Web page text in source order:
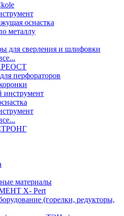
оснастка
металлу
для сверления и шлифовки
перфораторов
инструмент
материалы
X- Pert
(горелки, редукторы,